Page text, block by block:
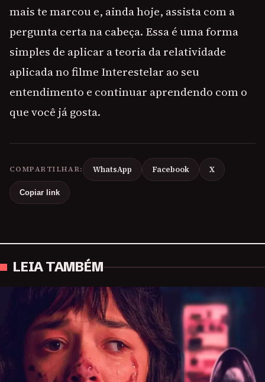
mais te marcou e, ainda hoje, assista com a
pergunta certa na cabeça. Essa é uma forma
simples de aplicar a teoria da relatividade
aplicada no filme Interestelar ao seu
entendimento e continuar aprendendo com o
que você já gosta.
COMPARTILHAR: WhatsApp Facebook X
Copiar link
LEIA TAMBÉM